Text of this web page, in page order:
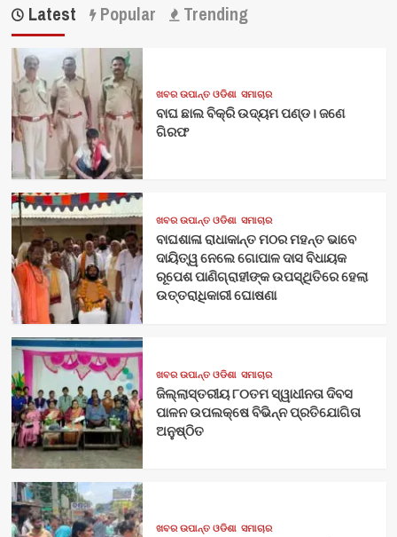
Latest Popular Trending
ଖବର ଉପାନ୍ତ ଓଡିଶା ସମାଚାର
ବାଘ ଛାଲ ବିକ୍ରି ଉଦ୍ୟମ ପଣ୍ଡ। ଜଣେ
ଗିରଫ
ଖବର ଉପାନ୍ତ ଓଡିଶା ସମାଚାର
ବାଘଶାଳା ରାଧାକାନ୍ତ ମଠର ମହନ୍ତ ଭାବେ
ଦାୟିତ୍ୱ ନେଲେ ଗୋପାଳ ଦାସ ବିଧାୟକ
ରୂପେଶ ପାଣିଗ୍ରାହୀଙ୍କ ଉପସ୍ଥିତିରେ ହେଲା
ଉତ୍ତରାଧିକାରୀ ଘୋଷଣା
ଖବର ଉପାନ୍ତ ଓଡିଶା ସମାଚାର
ଜିଲ୍ଲାସ୍ତରୀୟ ୮୦ତମ ସ୍ୱାଧୀନତା ଦିବସ
ପାଳନ ଉପଲକ୍ଷେ ବିଭିନ୍ନ ପ୍ରତିଯୋଗିତା
ଅନୁଷ୍ଠିତ
ଖବର ଉପାନ୍ତ ଓଡିଶା ସମାଚାର